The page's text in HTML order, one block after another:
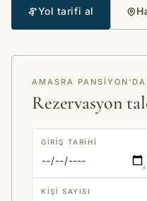
Yol tarifi al
AMASRA PANSIYON'DA
Rezervasyon
GIRIŞ TARIHI
KIŞI SAYISI